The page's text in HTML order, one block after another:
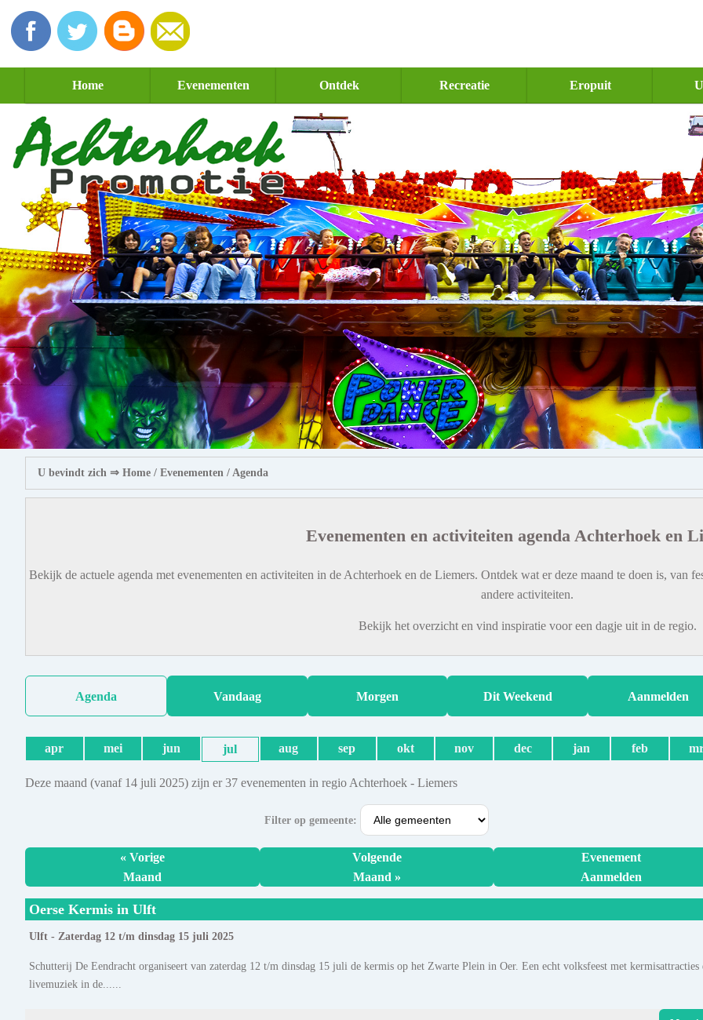
Home Evenementen Ontdek Recreatie Eropuit
U bevindt zich ⇒ Home / Evenementen / Agenda
Evenementen en activiteiten agenda Achterhoek en
Bekijk de actuele agenda met evenementen en activiteiten in de Achterhoek en de Liemers. Ontdek wat er deze maand te doen is, van
andere activiteiten.
Bekijk het overzicht en vind inspiratie voor een dagje uit in de regio.
Agenda Vandaag Morgen Dit Weekend Aanmelden
apr mei jun jul aug sep okt nov dec jan feb
Deze maand (vanaf 14 juli 2025) zijn er 37 evenementen in regio Achterhoek - Liemers
Filter op gemeente:
« Vorige
Maand
Volgende
Maand »
Evenement
Aanmelden
Oerse Kermis in Ulft
Ulft - Zaterdag 12 t/m dinsdag 15 juli 2025
Schutterij De Eendracht organiseert van zaterdag 12 t/m dinsdag 15 juli de kermis op het Zwarte Plein in Oer. Een echt volksfeest met kermisattracties
livemuziek in de......